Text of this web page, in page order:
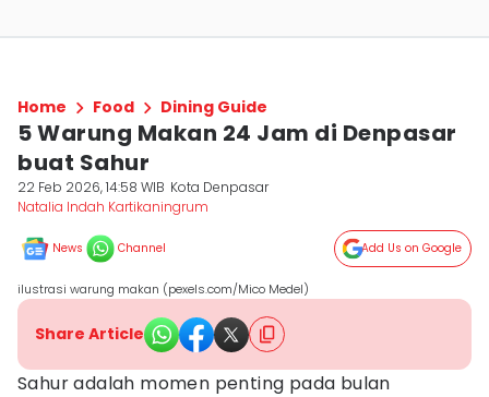
Home Food Dining Guide
5 Warung Makan 24 Jam di Denpasar
buat Sahur
22 Feb 2026, 14:58 WIB Kota Denpasar
Natalia Indah Kartikaningrum
News Channel Add Us on Google
ilustrasi warung makan (pexels.com/Mico Medel)
Share Article
Sahur adalah momen penting pada bulan